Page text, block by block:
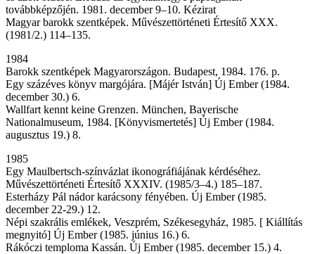
továbbképzőjén. 1981. december 9–10. Kézirat
Magyar barokk szentképek. Művészettörténeti Értesítő XXX.
(1981/2.) 114–135.
1984
Barokk szentképek Magyarországon. Budapest, 1984. 176. p.
Egy százéves könyv margójára. [Májér István] Új Ember (1984.
december 30.) 6.
Wallfart kennt keine Grenzen. München, Bayerische
Nationalmuseum, 1984. [Könyvismertetés] Új Ember (1984.
augusztus 19.) 8.
1985
Egy Maulbertsch-színvázlat ikonográfiájának kérdéséhez.
Művészettörténeti Értesítő XXXIV. (1985/3–4.) 185–187.
Esterházy Pál nádor karácsony fényében. Új Ember (1985.
december 22-29.) 12.
Népi szakrális emlékek, Veszprém, Székesegyház, 1985. [ Kiállítás
megnyitó] Új Ember (1985. június 16.) 6.
Rákóczi temploma Kassán. Új Ember (1985. december 15.) 4.